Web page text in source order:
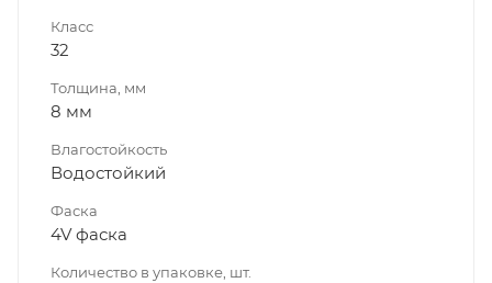
Класс
32
Толщина, мм
8 мм
Влагостойкость
Водостойкий
Фаска
4V фаска
Количество в упаковке, шт.